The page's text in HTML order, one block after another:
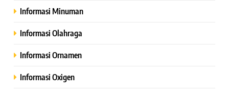
Informasi Minuman
Informasi Olahraga
Informasi Ornamen
Informasi Oxigen